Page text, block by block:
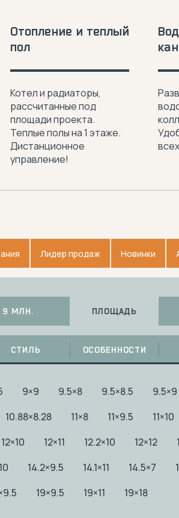
Отопление и теплый
пол
Котел и радиаторы,
рассчитанные под
площади проекта.
Теплые полы на 1 этаже.
Дистанционное
управление!
Лидер продаж Новинки
9 МЛН. ПЛОЩАДЬ
СТИЛЬ ОСОБЕННОСТИ
9×9 9.5×8 9.5×8.5 9.5×9
10.88×8.28 11×8 11×9.5 11×10
12×10 12×11 12.2×10 12×12
14.2×9.5 14.1×11 14.5×7
19×9.5 19×11 19×18